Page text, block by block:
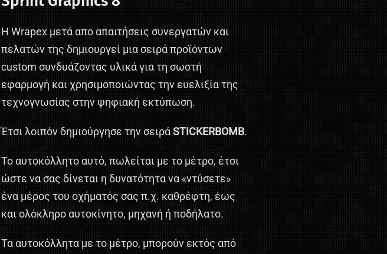
Η Wrapex μετά απο απαιτήσεις συνεργατών και
πελατών της δημιουργεί μια σειρά προϊόντων
custom συνδυάζοντας υλικά για τη σωστή
εφαρμογή και χρησιμοποιώντας την ευελιξία της
τεχνογνωσίας στην ψηφιακή εκτύπωση.
Έτσι λοιπόν δημιούργησε την σειράSTICKERBOMB.
Το αυτοκόλλητο αυτό, πωλείται με το μέτρο, έτσι
ώστε να σας δίνεται η δυνατότητα να «ντύσετε»
ένα μέρος του οχήματός σας π.χ. καθρέφτη, έως
και ολόκληρο αυτοκίνητο, μηχανή ή ποδήλατο.
Τα αυτοκόλλητα με το μέτρο, μπορούν εκτός από